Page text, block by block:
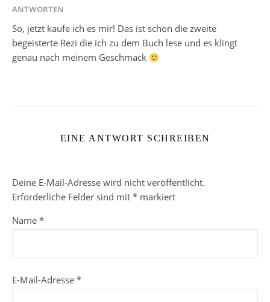
ANTWORTEN
So, jetzt kaufe ich es mir! Das ist schon die zweite
begeisterte Rezi die ich zu dem Buch lese und es klingt
genau nach meinem Geschmack
EINE ANTWORT SCHREIBEN
Deine E-Mail-Adresse wird nicht veröffentlicht.
Erforderliche Felder sind mit * markiert
Name *
E-Mail-Adresse *